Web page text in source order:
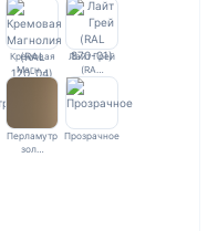
Кремовая
Магн…
Лайт Грей
(RA…
Перламутр
зол…
Прозрачное